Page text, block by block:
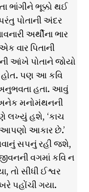
ભાંગીને ભૂક્કો થઈ
પોતાની અંદર
અર્થીના ભાર
વાર પિતાની
આંખે પોતાને જોયો
પણ આ કવિ
અનુભવતા હતા. આવું
મનોમંથનની
લખ્યું હશે, ‘કાચ
આકાર છે.’
સપનું રહી જશે,
વગમાં કવિ ન
તો સીધી ઈશ્વર
પહોંચી ગયા.